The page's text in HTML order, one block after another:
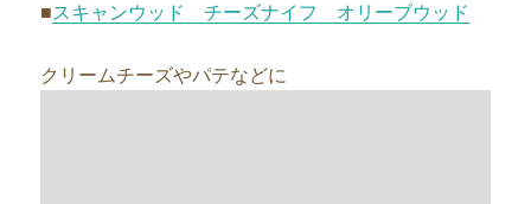
■スキャンウッド チーズナイフ オリーブウッド
クリームチーズやパテなどに